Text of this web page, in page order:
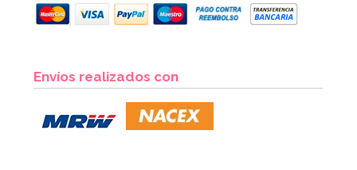
4,50€
Envíos realizados con